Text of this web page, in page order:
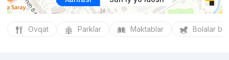
Ovqat Parklar Maktablar Bolalar